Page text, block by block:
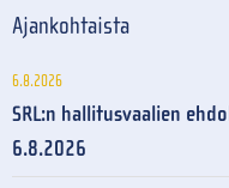
Ajankohtaista
6.8.2026
SRL:n hallitusvaalien
6.8.2026